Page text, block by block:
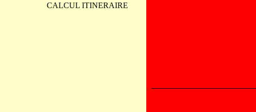
CALCUL ITINERAIRE